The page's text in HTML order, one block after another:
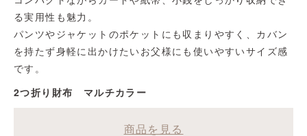
る実用性も魅力。
パンツやジャケットのポケットにも収まりやすく、カバン
を持たず身軽に出かけたいお父様にも使いやすいサイズ感
です。
2つ折り財布 マルチカラー
商品を見る